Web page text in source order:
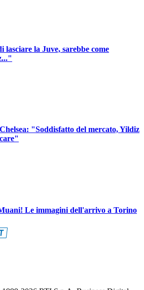
la Juve, sarebbe come
"Soddisfatto del mercato, Yildiz
Le immagini dell'arrivo a Torino